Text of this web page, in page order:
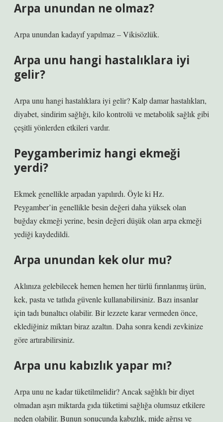
Arpa unundan ne olmaz?
Arpa unundan kadayıf yapılmaz – Vikisözlük.
Arpa unu hangi hastalıklara iyi
gelir?
Arpa unu hangi hastalıklara iyi gelir? Kalp damar hastalıkları,
diyabet, sindirim sağlığı, kilo kontrolü ve metabolik sağlık gibi
çeşitli yönlerden etkileri vardır.
Peygamberimiz hangi ekmeği
yerdi?
Ekmek genellikle arpadan yapılırdı. Öyle ki Hz.
Peygamber’in genellikle besin değeri daha yüksek olan
buğday ekmeği yerine, besin değeri düşük olan arpa ekmeği
yediği kaydedildi.
Arpa unundan kek olur mu?
Aklınıza gelebilecek hemen hemen her türlü fırınlanmış ürün,
kek, pasta ve tatlıda güvenle kullanabilirsiniz. Bazı insanlar
için tadı bunaltıcı olabilir. Bir lezzete karar vermeden önce,
eklediğiniz miktarı biraz azaltın. Daha sonra kendi zevkinize
göre artırabilirsiniz.
Arpa unu kabızlık yapar mı?
Arpa unu ne kadar tüketilmelidir? Ancak sağlıklı bir diyet
olmadan aşırı miktarda gıda tüketimi sağlığa olumsuz etkilere
neden olabilir. Bunun sonucunda kabızlık, mide ağrısı ve